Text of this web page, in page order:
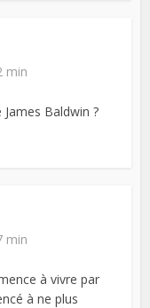
min
Baldwin ?
min
à vivre par
à ne plus